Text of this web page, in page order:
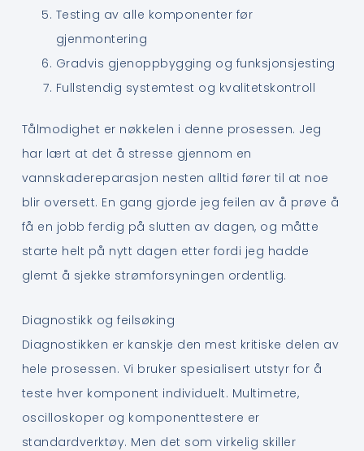
Testing av alle komponenter før
gjenmontering
Gradvis gjenoppbygging og funksjonsjesting
Fullstendig systemtest og kvalitetskontroll
Tålmodighet er nøkkelen i denne prosessen. Jeg
har lært at det å stresse gjennom en
vannskadereparasjon nesten alltid fører til at noe
blir oversett. En gang gjorde jeg feilen av å prøve å
få en jobb ferdig på slutten av dagen, og måtte
starte helt på nytt dagen etter fordi jeg hadde
glemt å sjekke strømforsyningen ordentlig.
Diagnostikk og feilsøking
Diagnostikken er kanskje den mest kritiske delen av
hele prosessen. Vi bruker spesialisert utstyr for å
teste hver komponent individuelt. Multimetre,
oscilloskoper og komponenttestere er
standardverktøy. Men det som virkelig skiller